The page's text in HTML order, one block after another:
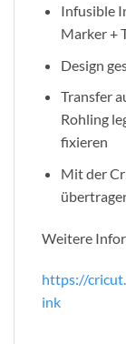
Infusible
Marker +
Design
Transfer
Rohling
fixieren
Mit der
Weitere
https://
ink